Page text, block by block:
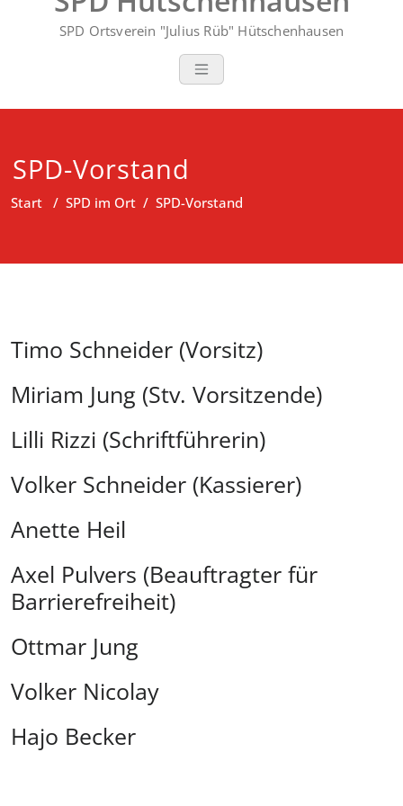
SPD Ortsverein "Julius Rüb" Hütschenhausen
SPD-Vorstand
Start / SPD im Ort / SPD-Vorstand
Timo Schneider (Vorsitz)
Miriam Jung (Stv. Vorsitzende)
Lilli Rizzi (Schriftführerin)
Volker Schneider (Kassierer)
Anette Heil
Axel Pulvers (Beauftragter für
Barrierefreiheit)
Ottmar Jung
Volker Nicolay
Hajo Becker